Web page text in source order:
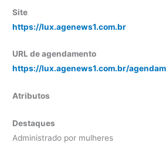
Site
https://lux.agenews1.com.br
URL de agendamento
https://lux.agenews1.com.br/
Atributos
Destaques
Administrado por mulheres